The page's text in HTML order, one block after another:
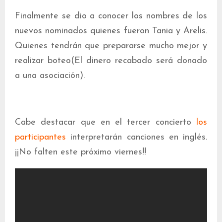
Finalmente se dio a conocer los nombres de los
nuevos nominados quienes fueron Tania y Arelis.
Quienes tendrán que prepararse mucho mejor y
realizar boteo(El dinero recabado será donado
a una asociación).
Cabe destacar que en el tercer concierto los
participantes interpretarán canciones en inglés.
¡¡No falten este próximo viernes!!